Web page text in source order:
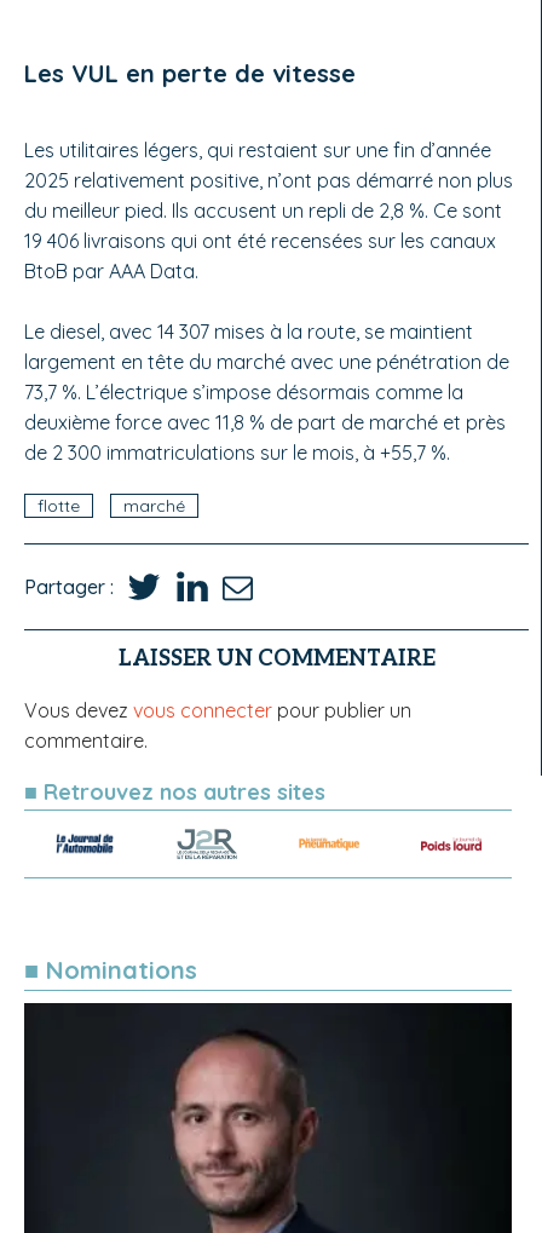
Les VUL en perte de vitesse
Les utilitaires légers, qui restaient sur une fin d’année
2025 relativement positive, n’ont pas démarré non plus
du meilleur pied. Ils accusent un repli de 2,8 %. Ce sont
19 406 livraisons qui ont été recensées sur les canaux
BtoB par AAA Data.
Le diesel, avec 14 307 mises à la route, se maintient
largement en tête du marché avec une pénétration de
73,7 %. L’électrique s’impose désormais comme la
deuxième force avec 11,8 % de part de marché et près
de 2 300 immatriculations sur le mois, à +55,7 %.
flotte marché
Partager :
LAISSER UN COMMENTAIRE
Vous devez vous connecter pour publier un
commentaire.
■ Retrouvez nos autres sites
■ Nominations